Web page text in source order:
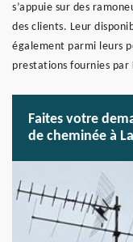
s’appuie sur des
des clients. Leur
également parmi leurs
prestations fournies par
Faites votre
de cheminée à